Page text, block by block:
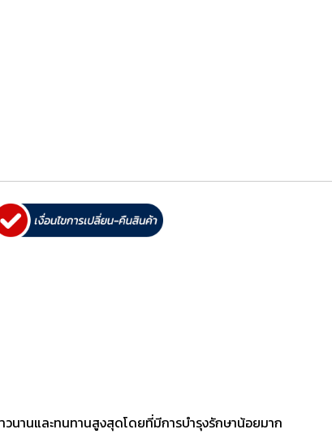
วนานและทนทานสูงสุดโดยที่มีการบำรุงรักษาน้อยมาก